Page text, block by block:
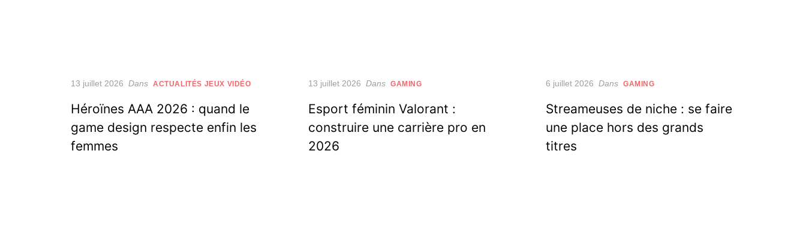
Posted
13 juillet 2026 Dans ACTUALITÉS JEUX VIDÉO
Héroïnes AAA 2026 : quand le
game design respecte enfin les
femmes
Posted
13 juillet 2026 Dans GAMING
Esport féminin Valorant :
construire une carrière pro en
2026
Posted
6 juillet 2026 Dans GAMING
Streameuses de niche : se faire
une place hors des grands
titres